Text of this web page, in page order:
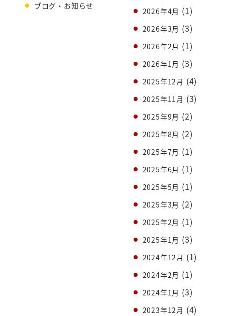
ブログ・お知らせ
2026年4月 (1)
2026年3月 (3)
2026年2月 (1)
2026年1月 (3)
2025年12月 (4)
2025年11月 (3)
2025年9月 (2)
2025年8月 (2)
2025年7月 (1)
2025年6月 (1)
2025年5月 (1)
2025年3月 (2)
2025年2月 (1)
2025年1月 (3)
2024年12月 (1)
2024年2月 (1)
2024年1月 (3)
2023年12月 (4)